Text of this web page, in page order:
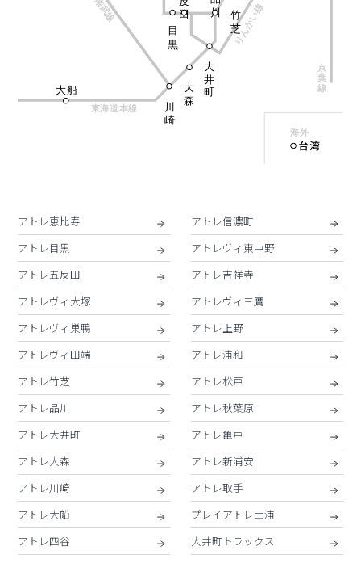
アトレ恵比寿
アトレ目黒
アトレ五反田
アトレヴィ大塚
アトレヴィ巣鴨
アトレヴィ田端
アトレ竹芝
アトレ品川
アトレ大井町
アトレ大森
アトレ川崎
アトレ大船
アトレ四谷
アトレ信濃町
アトレヴィ東中野
アトレ吉祥寺
アトレヴィ三鷹
アトレ上野
アトレ浦和
アトレ松戸
アトレ秋葉原
アトレ亀戸
アトレ新浦安
アトレ取手
プレイアトレ土浦
大井町トラックス